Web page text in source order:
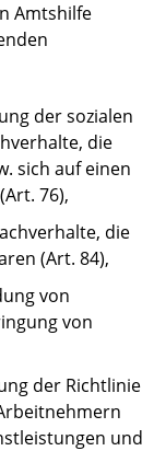
Amtshilfe
der sozialen
die
sich auf einen
76),
die
(Art. 84),
von
von
der Richtlinie
und